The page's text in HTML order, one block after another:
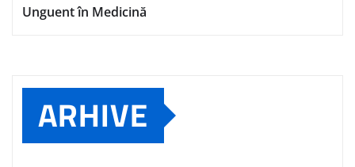
Unguent în Medicină
ARHIVE